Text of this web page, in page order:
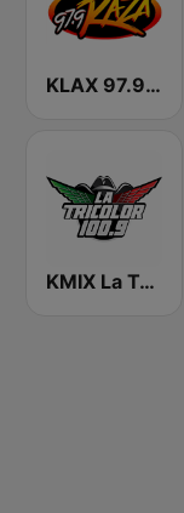
KLAX 97.9 La Raza FM
KMIX La Tricolor 100.9 FM